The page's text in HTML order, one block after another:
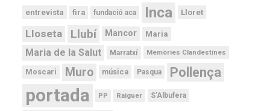
entrevista fira fundació aca Inca Lloret
Lloseta Llubí Mancor Maria
Maria de la Salut Marratxí Memòries Clandestines
Moscari Muro música Pasqua Pollença
portada PP Raiguer S'Albufera